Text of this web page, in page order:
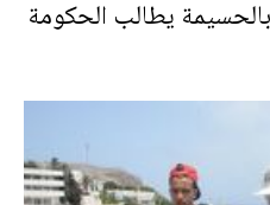
بالحسيمة يطالب الحكومة